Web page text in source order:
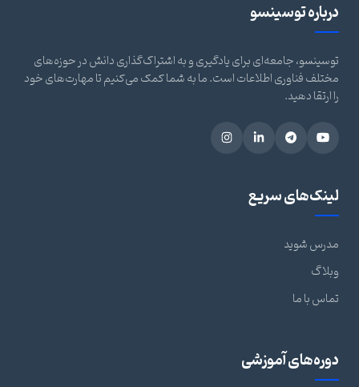
درباره توسینسو
توسینسو، جامعه‌ای برای یادگیری و به اشتراک‌گذاری دانش در حوزه‌های
مختلف فناوری اطلاعات است. ما به شما کمک می‌کنیم تا مهارت‌های خود
را ارتقا دهید.
لینک‌های سریع
مدرس شوید
وبلاگ
تماس با ما
دوره‌های آموزشی